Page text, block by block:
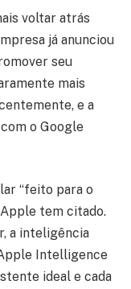
voltar atrás
já anunciou
seu
mais
e a
o Google
“feito para o
tem citado.
a inteligência
Intelligence
ideal e cada